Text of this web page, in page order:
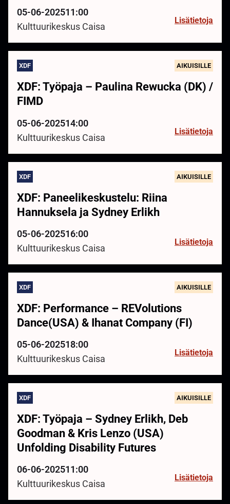
05-06-202511:00
Kulttuurikeskus Caisa
Lisätietoja
XDF AIKUISILLE
XDF: Työpaja – Paulina Rewucka (DK) /
FIMD
05-06-202514:00
Kulttuurikeskus Caisa
Lisätietoja
XDF AIKUISILLE
XDF: Paneelikeskustelu: Riina
Hannuksela ja Sydney Erlikh
05-06-202516:00
Kulttuurikeskus Caisa
Lisätietoja
XDF AIKUISILLE
XDF: Performance – REVolutions
Dance(USA) & Ihanat Company (FI)
05-06-202518:00
Kulttuurikeskus Caisa
Lisätietoja
XDF AIKUISILLE
XDF: Työpaja – Sydney Erlikh, Deb
Goodman & Kris Lenzo (USA)
Unfolding Disability Futures
06-06-202511:00
Kulttuurikeskus Caisa
Lisätietoja